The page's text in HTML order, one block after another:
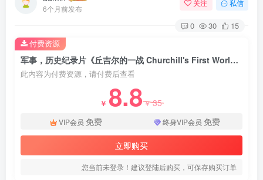
6个月前发布
关注 私信
0 30 15
军事，历史纪录片《丘吉尔的一战 Churchill's First World War》下载
此内容为付费资源，请付费后查看
￥ 8.8￥35
VIP会员 免费 终身VIP会员 免费
立即购买
您当前未登录！建议登陆后购买，可保存购买订单
付费资源